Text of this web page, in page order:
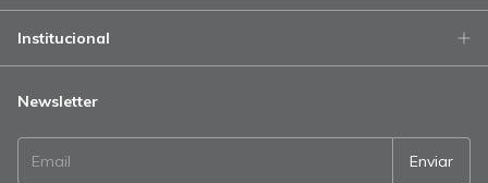
Institucional
Newsletter